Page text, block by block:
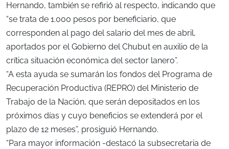
Hernando, también se refirió al respecto, indicando que
“se trata de 1.000 pesos por beneficiario, que
corresponden al pago del salario del mes de abril,
aportados por el Gobierno del Chubut en auxilio de la
crítica situación económica del sector lanero”.
“A esta ayuda se sumarán los fondos del Programa de
Recuperación Productiva (REPRO) del Ministerio de
Trabajo de la Nación, que serán depositados en los
próximos días y cuyo beneficios se extenderá por el
plazo de 12 meses”, prosiguió Hernando.
“Para mayor información -destacó la subsecretaria de